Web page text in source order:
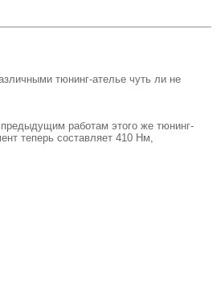
тюнинг-ателье чуть ли не
работам этого же тюнинг-
теперь составляет 410 Нм,